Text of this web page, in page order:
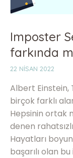
Imposter
farkında
22 NISAN 2022
Albert Einstein,
birçok farklı
Hepsinin ortak
denen
Hayatları
başarılı olan